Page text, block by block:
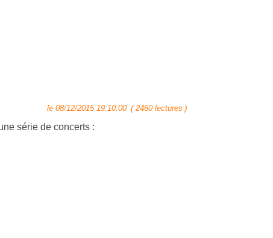
le 08/12/2015 19:10:00 ( 2460 lectures )
série de concerts :